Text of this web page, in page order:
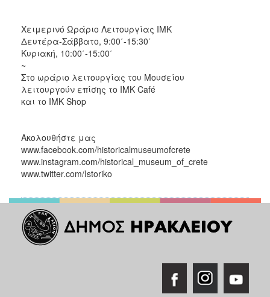
Χειμερινό Ωράριο Λειτουργίας ΙΜΚ
Δευτέρα-Σάββατο, 9:00΄-15:30΄
Κυριακή, 10:00΄-15:00΄
~
Στο ωράριο λειτουργίας του Μουσείου
λειτουργούν επίσης το IMK Café
και το IMK Shop
Ακολουθήστε μας
www.facebook.com/historicalmuseumofcrete
www.instagram.com/historical_museum_of_crete
www.twitter.com/Istoriko